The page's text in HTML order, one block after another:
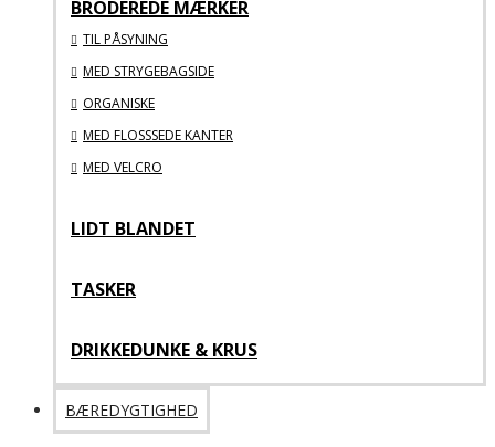
BRODEREDE MÆRKER
TIL PÅSYNING
MED STRYGEBAGSIDE
ORGANISKE
MED FLOSSSEDE KANTER
MED VELCRO
LIDT BLANDET
TASKER
DRIKKEDUNKE & KRUS
BÆREDYGTIGHED